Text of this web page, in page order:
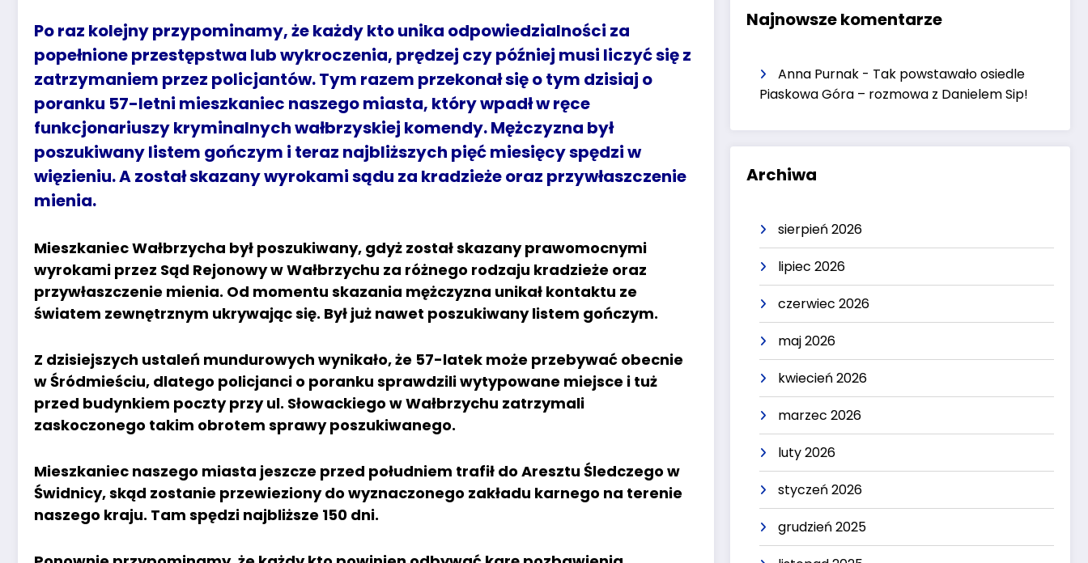
Po raz kolejny przypominamy, że każdy kto unika odpowiedzialności za
popełnione przestępstwa lub wykroczenia, prędzej czy później musi liczyć się z
zatrzymaniem przez policjantów. Tym razem przekonał się o tym dzisiaj o
poranku 57-letni mieszkaniec naszego miasta, który wpadł w ręce
funkcjonariuszy kryminalnych wałbrzyskiej komendy. Mężczyzna był
poszukiwany listem gończym i teraz najbliższych pięć miesięcy spędzi w
więzieniu. A został skazany wyrokami sądu za kradzieże oraz przywłaszczenie
mienia.
Mieszkaniec Wałbrzycha był poszukiwany, gdyż został skazany prawomocnymi
wyrokami przez Sąd Rejonowy w Wałbrzychu za różnego rodzaju kradzieże oraz
przywłaszczenie mienia. Od momentu skazania mężczyzna unikał kontaktu ze
światem zewnętrznym ukrywając się. Był już nawet poszukiwany listem gończym.
Z dzisiejszych ustaleń mundurowych wynikało, że 57-latek może przebywać obecnie
w Śródmieściu, dlatego policjanci o poranku sprawdzili wytypowane miejsce i tuż
przed budynkiem poczty przy ul. Słowackiego w Wałbrzychu zatrzymali
zaskoczonego takim obrotem sprawy poszukiwanego.
Mieszkaniec naszego miasta jeszcze przed południem trafił do Aresztu Śledczego w
Świdnicy, skąd zostanie przewieziony do wyznaczonego zakładu karnego na terenie
naszego kraju. Tam spędzi najbliższe 150 dni.
Najnowsze komentarze
Anna Purnak - Tak powstawało osiedle
Piaskowa Góra – rozmowa z Danielem Sip!
Archiwa
sierpień 2026
lipiec 2026
czerwiec 2026
maj 2026
kwiecień 2026
marzec 2026
luty 2026
styczeń 2026
grudzień 2025